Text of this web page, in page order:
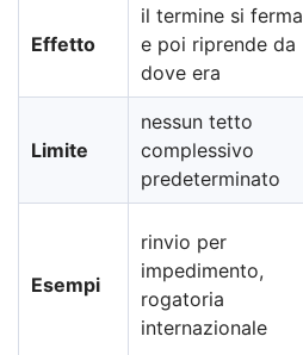
Effetto
il termine si ferma
e poi riprende da
dove era
Limite
nessun tetto
complessivo
predeterminato
Esempi
rinvio per
impedimento,
rogatoria
internazionale